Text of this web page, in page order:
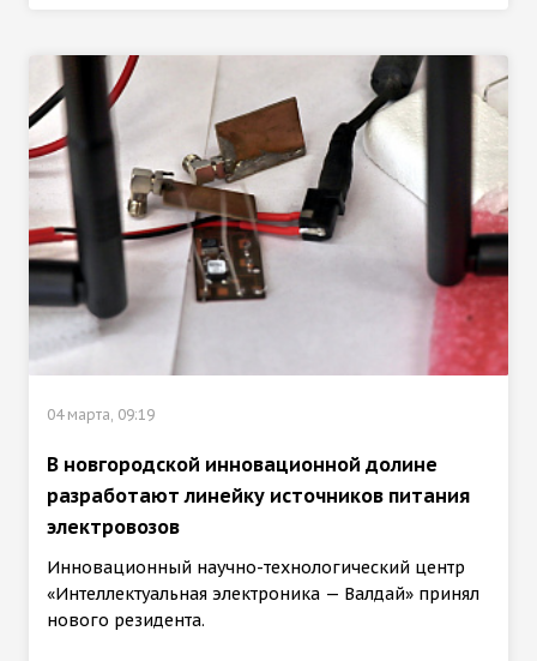
04 марта, 09:19
В новгородской инновационной долине
разработают линейку источников питания
электровозов
Инновационный научно-технологический центр
«Интеллектуальная электроника — Валдай» принял
нового резидента.